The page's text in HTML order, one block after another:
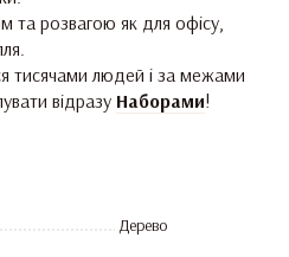
та розвагою як для офісу,
тисячами людей і за межами
відразу Наборами!
Дерево